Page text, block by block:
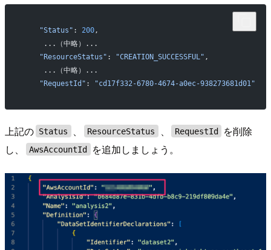
    "Status"
: 200,
     ...（中略）...
    "ResourceStatus"
: "CREATION_SUCCESSFUL" ,
     ...（中略）...
    "RequestId"
: "cd17f332-6780-4674-a0ec-938273681d01"
上記の Status 、 ResourceStatus 、 RequestId
を削除
し、
AwsAccountId を追加しましょう。